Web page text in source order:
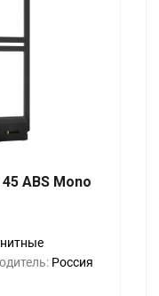
ABS Mono
Россия
26 500₽